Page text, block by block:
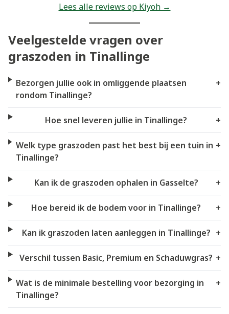
Lees alle reviews op Kiyoh →
Veelgestelde vragen over
graszoden in Tinallinge
Bezorgen jullie ook in omliggende plaatsen
rondom Tinallinge?
+
Hoe snel leveren jullie in Tinallinge? +
Welk type graszoden past het best bij een tuin in
Tinallinge?
+
Kan ik de graszoden ophalen in Gasselte? +
Hoe bereid ik de bodem voor in Tinallinge? +
Kan ik graszoden laten aanleggen in Tinallinge? +
Verschil tussen Basic, Premium en Schaduwgras? +
Wat is de minimale bestelling voor bezorging in
Tinallinge?
+